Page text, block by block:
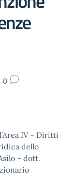
0
IV – Diritti
dello
– dott.